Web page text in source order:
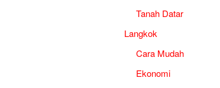
Tanah Datar
Langkok
Cara Mudah
Ekonomi